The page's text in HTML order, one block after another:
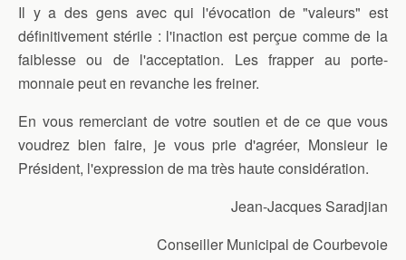
Il y a des gens avec qui l'évocation de "valeurs" est
définitivement stérile : l'inaction est perçue comme de la
faiblesse ou de l'acceptation. Les frapper au porte-
monnaie peut en revanche les freiner.
En vous remerciant de votre soutien et de ce que vous
voudrez bien faire, je vous prie d'agréer, Monsieur le
Président, l'expression de ma très haute considération.
Jean-Jacques Saradjian
Conseiller Municipal de Courbevoie